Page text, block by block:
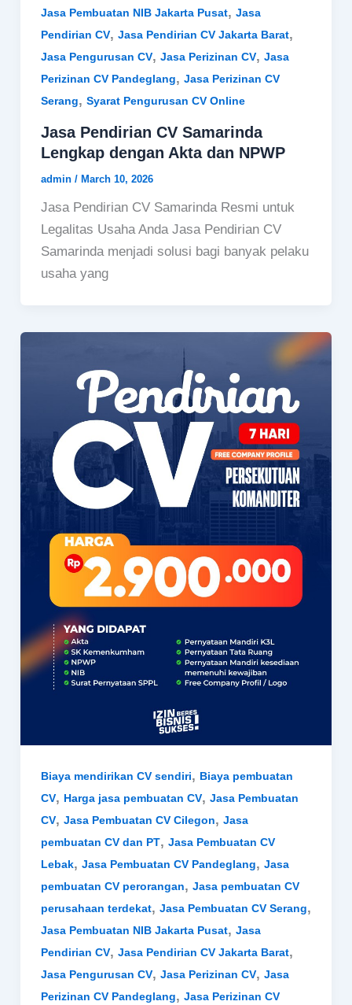
Jasa Pembuatan NIB Jakarta Pusat, Jasa
Pendirian CV, Jasa Pendirian CV Jakarta Barat,
Jasa Pengurusan CV, Jasa Perizinan CV, Jasa
Perizinan CV Pandeglang, Jasa Perizinan CV
Serang, Syarat Pengurusan CV Online
Jasa Pendirian CV Samarinda
Lengkap dengan Akta dan NPWP
admin / March 10, 2026
Jasa Pendirian CV Samarinda Resmi untuk
Legalitas Usaha Anda Jasa Pendirian CV
Samarinda menjadi solusi bagi banyak pelaku
usaha yang
Biaya mendirikan CV sendiri, Biaya pembuatan
CV, Harga jasa pembuatan CV, Jasa Pembuatan
CV, Jasa Pembuatan CV Cilegon, Jasa
pembuatan CV dan PT, Jasa Pembuatan CV
Lebak, Jasa Pembuatan CV Pandeglang, Jasa
pembuatan CV perorangan, Jasa pembuatan CV
perusahaan terdekat, Jasa Pembuatan CV Serang,
Jasa Pembuatan NIB Jakarta Pusat, Jasa
Pendirian CV, Jasa Pendirian CV Jakarta Barat,
Jasa Pengurusan CV, Jasa Perizinan CV, Jasa
Perizinan CV Pandeglang, Jasa Perizinan CV